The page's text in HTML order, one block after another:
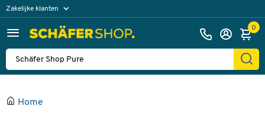
Zakelijke klanten
Particuliere klanten 0
Home